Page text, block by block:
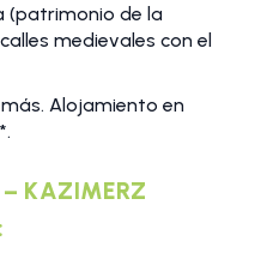
(patrimonio de la
medievales con el
Alojamiento en
KAZIMERZ